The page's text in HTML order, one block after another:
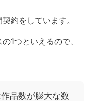
約をしています。
1つといえるので、
品数が膨大な数